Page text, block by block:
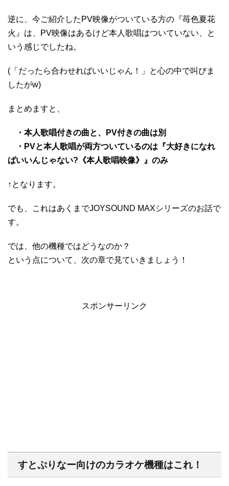
逆に、今ご紹介したPV映像がついている方の『苺色夏花
火』は、PV映像はあるけど本人歌唱はついていない、と
いう感じでしたね。
(「だったら合わせればいいじゃん！」と心の中で叫びま
したがw)
まとめますと、
・本人歌唱付きの曲と、PV付きの曲は別
・PVと本人歌唱が両方ついているのは『大好きになれ
ばいいんじゃない?《本人歌唱映像》』のみ
↑となります。
でも、これはあくまでJOYSOUND MAXシリーズのお話で
す。
では、他の機種ではどうなのか？
という点について、次の章で見ていきましょう！
スポンサーリンク
すとぷりなー向けのカラオケ機種はこれ！